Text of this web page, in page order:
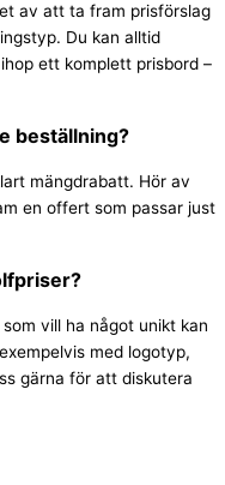
av att ta fram prisförslag
Du kan alltid
ett komplett prisbord –
beställning?
mängdrabatt. Hör av
en offert som passar just
vill ha något unikt kan
med logotyp,
gärna för att diskutera